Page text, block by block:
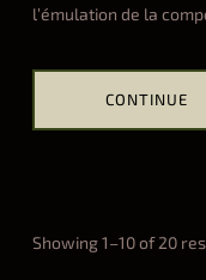
l’émulation de la
CONTINUE
m
Showing 1–10 of 20